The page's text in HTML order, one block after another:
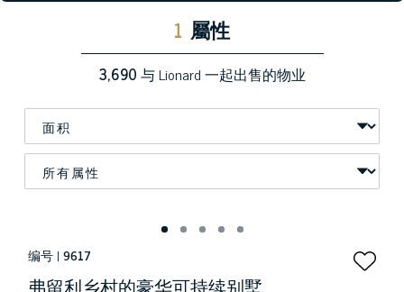
1 屬性
3,690与 Lionard 一起出售的物业
编号 | 9617
弗留利乡村的豪华可持续别墅